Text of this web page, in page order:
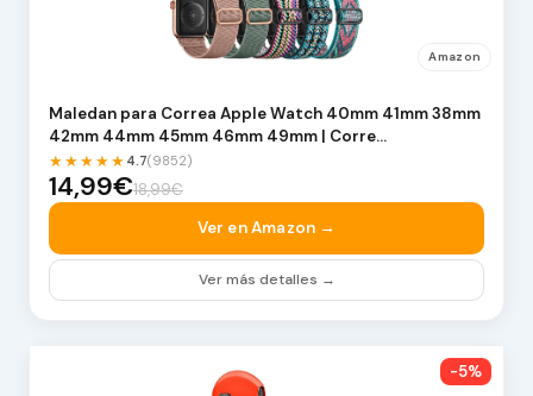
Amazon
Maledan para Correa Apple Watch 40mm 41mm 38mm
42mm 44mm 45mm 46mm 49mm | Corre…
★★★★★ 4.7(9852)
14,99€18,99€
Ver en Amazon →
Ver más detalles →
-5%